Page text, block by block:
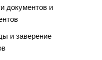
документов и
и заверение